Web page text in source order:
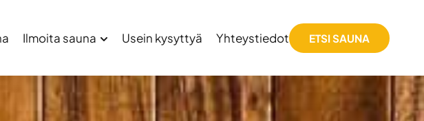
Ilmoita sauna Usein kysyttyä Yhteystiedot ETSI SAUNA